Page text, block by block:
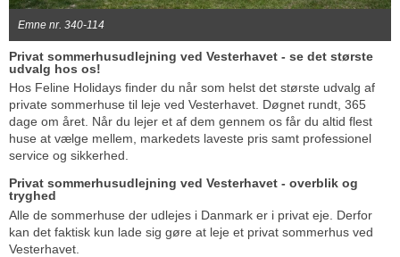
Emne nr. 340-114
Privat sommerhusudlejning ved Vesterhavet - se det største
udvalg hos os!
Hos Feline Holidays finder du når som helst det største udvalg af
private sommerhuse til leje ved Vesterhavet. Døgnet rundt, 365
dage om året. Når du lejer et af dem gennem os får du altid flest
huse at vælge mellem, markedets laveste pris samt professionel
service og sikkerhed.
Privat sommerhusudlejning ved Vesterhavet - overblik og
tryghed
Alle de sommerhuse der udlejes i Danmark er i privat eje. Derfor
kan det faktisk kun lade sig gøre at leje et privat sommerhus ved
Vesterhavet.